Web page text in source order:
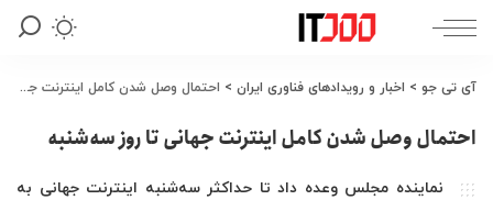
آی تی جو > اخبار و رویدادهای فناوری ایران > احتمال وصل شدن کامل اینترنت جهانی تا روز سه‌شنبه
احتمال وصل شدن کامل اینترنت جهانی تا روز سه‌شنبه
نماینده مجلس وعده داد تا حداکثر سه‌شنبه اینترنت جهانی به